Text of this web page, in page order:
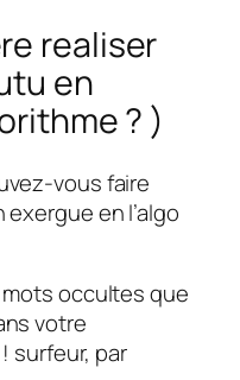
realiser
en
? )
vous faire
en l’algo
occultes que
votre
surfeur, par